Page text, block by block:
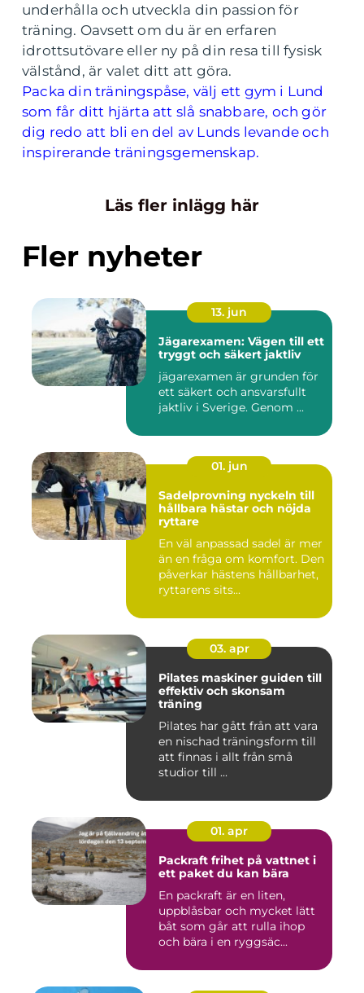
underhålla och utveckla din passion för
träning. Oavsett om du är en erfaren
idrottsutövare eller ny på din resa till fysisk
välstånd, är valet ditt att göra.
Packa din träningspåse, välj ett gym i Lund
som får ditt hjärta att slå snabbare, och gör
dig redo att bli en del av Lunds levande och
inspirerande träningsgemenskap.
Läs fler inlägg här
Fler nyheter
13. jun
Jägarexamen: Vägen till ett
tryggt och säkert jaktliv
jägarexamen är grunden för
ett säkert och ansvarsfullt
jaktliv i Sverige. Genom ...
01. jun
Sadelprovning nyckeln till
hållbara hästar och nöjda
ryttare
En väl anpassad sadel är mer
än en fråga om komfort. Den
påverkar hästens hållbarhet,
ryttarens sits...
03. apr
Pilates maskiner guiden till
effektiv och skonsam
träning
Pilates har gått från att vara
en nischad träningsform till
att finnas i allt från små
studior till ...
01. apr
Packraft frihet på vattnet i
ett paket du kan bära
En packraft är en liten,
uppblåsbar och mycket lätt
båt som går att rulla ihop
och bära i en ryggsäc...